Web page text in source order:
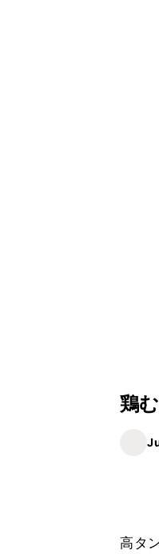
鶏
高タ